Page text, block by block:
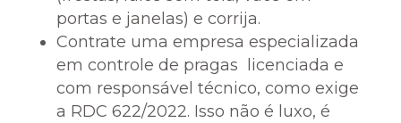
portas e janelas) e corrija.
Contrate uma empresa especializada
em controle de pragas licenciada e
com responsável técnico, como exige
a RDC 622/2022. Isso não é luxo, é